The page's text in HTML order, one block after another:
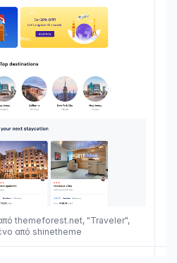
themeforest.net, "Traveler",
από shinetheme